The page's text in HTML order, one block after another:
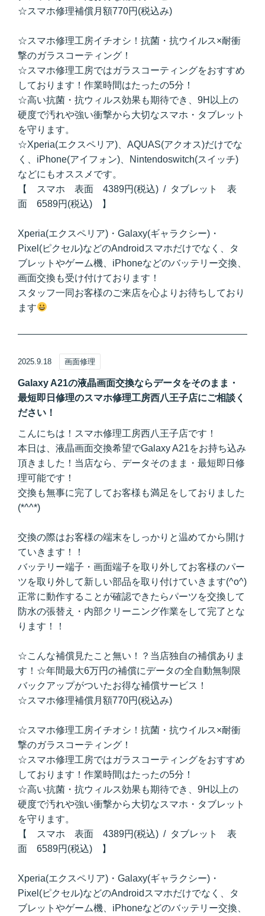
☆スマホ修理補償月額770円(税込み)
☆スマホ修理工房イチオシ！抗菌・抗ウイルス×耐衝
撃のガラスコーティング！
☆スマホ修理工房ではガラスコーティングをおすすめ
しております！作業時間はたったの5分！
☆高い抗菌・抗ウィルス効果も期待でき、9H以上の
硬度で汚れや強い衝撃から大切なスマホ・タブレット
を守ります。
☆Xperia(エクスペリア)、AQUAS(アクオス)だけでな
く、iPhone(アイフォン)、Nintendoswitch(スイッチ)
などにもオススメです。
【 スマホ 表面 4389円(税込) / タブレット 表
面 6589円(税込) 】
Xperia(エクスペリア)・Galaxy(ギャラクシー)・
Pixel(ピクセル)などのAndroidスマホだけでなく、タ
ブレットやゲーム機、iPhoneなどのバッテリー交換、
画面交換も受け付けております！
スタッフ一同お客様のご来店を心よりお待ちしており
ます
2025.9.18 画面修理
Galaxy A21の液晶画面交換ならデータをそのまま・
最短即日修理のスマホ修理工房西八王子店にご相談く
ださい！
こんにちは！スマホ修理工房西八王子店です！
本日は、液晶画面交換希望でGalaxy A21をお持ち込み
頂きました！当店なら、データそのまま・最短即日修
理可能です！
交換も無事に完了してお客様も満足をしておりました
(*^^*)
交換の際はお客様の端末をしっかりと温めてから開け
ていきます！！
バッテリー端子・画面端子を取り外してお客様のパー
ツを取り外して新しい部品を取り付けていきます(^o^)
正常に動作することが確認できたらパーツを交換して
防水の張替え・内部クリーニング作業をして完了とな
ります！！
☆こんな補償見たこと無い！？当店独自の補償ありま
す！☆年間最大6万円の補償にデータの全自動無制限
バックアップがついたお得な補償サービス！
☆スマホ修理補償月額770円(税込み)
☆スマホ修理工房イチオシ！抗菌・抗ウイルス×耐衝
撃のガラスコーティング！
☆スマホ修理工房ではガラスコーティングをおすすめ
しております！作業時間はたったの5分！
☆高い抗菌・抗ウィルス効果も期待でき、9H以上の
硬度で汚れや強い衝撃から大切なスマホ・タブレット
を守ります。
【 スマホ 表面 4389円(税込) / タブレット 表
面 6589円(税込) 】
Xperia(エクスペリア)・Galaxy(ギャラクシー)・
Pixel(ピクセル)などのAndroidスマホだけでなく、タ
ブレットやゲーム機、iPhoneなどのバッテリー交換、